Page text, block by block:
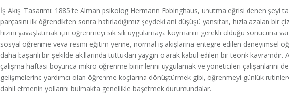
İş Akışı Tasarımı: 1885'te Alman psikolog Hermann Ebbinghaus, unutma eğrisi denen şeyi
parçasını ilk öğrendikten sonra hatırladığımız şeydeki ani düşüşü yansıtan, hızla azalan bir
hızını yavaşlatmak için öğrenmeyi sık sık uygulamaya koymanın gerekli olduğu sonucuna
sosyal öğrenme veya resmi eğitim yerine, normal iş akışlarına entegre edilen deneyimsel
daha başarılı bir şekilde akıllarında tuttukları yaygın olarak kabul edilen bir teorik kavramdır.
çalışma haftası boyunca mikro öğrenme birimlerini uygulamak ve yöneticileri çalışanlarını
gelişmelerine yardımcı olan öğrenme koçlarına dönüştürmek gibi, öğrenmeyi günlük
dahil etmenin yollarını bulmakta genellikle başetmek durumundalar.